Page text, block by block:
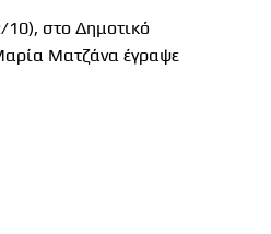
10), στο Δημοτικό
Ματζάνα έγραψε